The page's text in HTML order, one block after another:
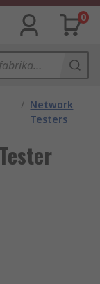
0
/ Network
Testers